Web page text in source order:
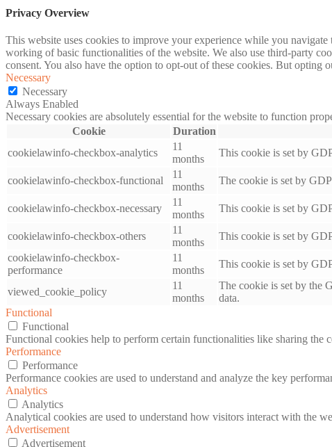
Privacy Overview
This website uses cookies to improve your experience while you
working of basic functionalities of the website. We also use third-party
consent. You also have the option to opt-out of these cookies. But opting
Necessary
Necessary
Always Enabled
Necessary cookies are absolutely essential for the website to function
Cookie
Duration
cookielawinfo-checkbox-analytics
11
months
This cookie is set by
cookielawinfo-checkbox-functional
11
months
The cookie is set by
cookielawinfo-checkbox-necessary
11
months
This cookie is set by
cookielawinfo-checkbox-others
11
months
This cookie is set by
cookielawinfo-checkbox-
performance
11
months
This cookie is set by
viewed_cookie_policy
11
months
The cookie is set by the
data.
Functional
Functional
Functional cookies help to perform certain functionalities like sharing the
Performance
Performance
Performance cookies are used to understand and analyze the key
Analytics
Analytics
Analytical cookies are used to understand how visitors interact with the
Advertisement
Advertisement